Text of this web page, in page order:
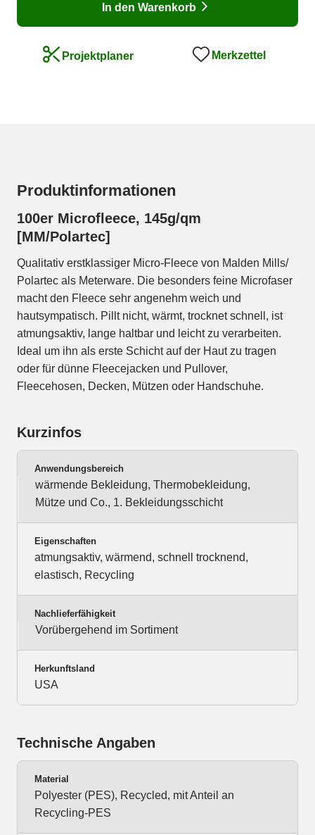
In den Warenkorb
Projektplaner Merkzettel
Produktinformationen
100er Microfleece, 145g/qm
[MM/Polartec]
Qualitativ erstklassiger Micro-Fleece von Malden Mills/
Polartec als Meterware. Die besonders feine Microfaser
macht den Fleece sehr angenehm weich und
hautsympatisch. Pillt nicht, wärmt, trocknet schnell, ist
atmungsaktiv, lange haltbar und leicht zu verarbeiten.
Ideal um ihn als erste Schicht auf der Haut zu tragen
oder für dünne Fleecejacken und Pullover,
Fleecehosen, Decken, Mützen oder Handschuhe.
Kurzinfos
Anwendungsbereich
wärmende Bekleidung, Thermobekleidung,
Mütze und Co., 1. Bekleidungsschicht
Eigenschaften
atmungsaktiv, wärmend, schnell trocknend,
elastisch, Recycling
Nachlieferfähigkeit
Vorübergehend im Sortiment
Herkunftsland
USA
Technische Angaben
Material
Polyester (PES), Recycled, mit Anteil an
Recycling-PES